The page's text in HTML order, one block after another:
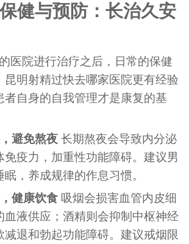
健与预防：长治久安
医院进行治疗之后，日常的保健
昆明射精过快去哪家医院更有经验
者自身的自我管理才是康复的基
避免熬夜 长期熬夜会导致内分泌
免疫力，加重性功能障碍。建议男
，养成规律的作息习惯。
健康饮食 吸烟会损害血管内皮细
血液供应；酒精则会抑制中枢神经
减退和勃起功能障碍。建议戒烟限